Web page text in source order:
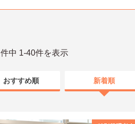
件中 1-40件を表示
おすすめ順 新着順